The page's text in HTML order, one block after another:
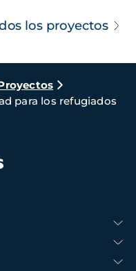
los proyectos
para los refugiados